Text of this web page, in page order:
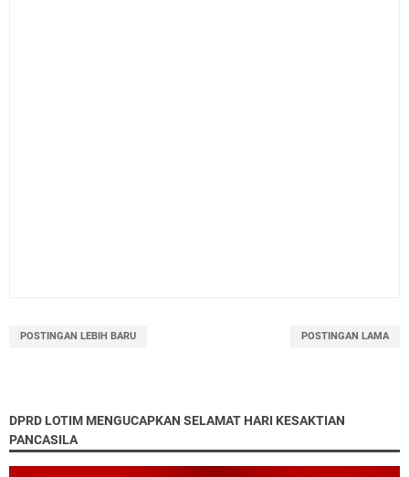
POSTINGAN LEBIH BARU POSTINGAN LAMA
DPRD LOTIM MENGUCAPKAN SELAMAT HARI KESAKTIAN
PANCASILA